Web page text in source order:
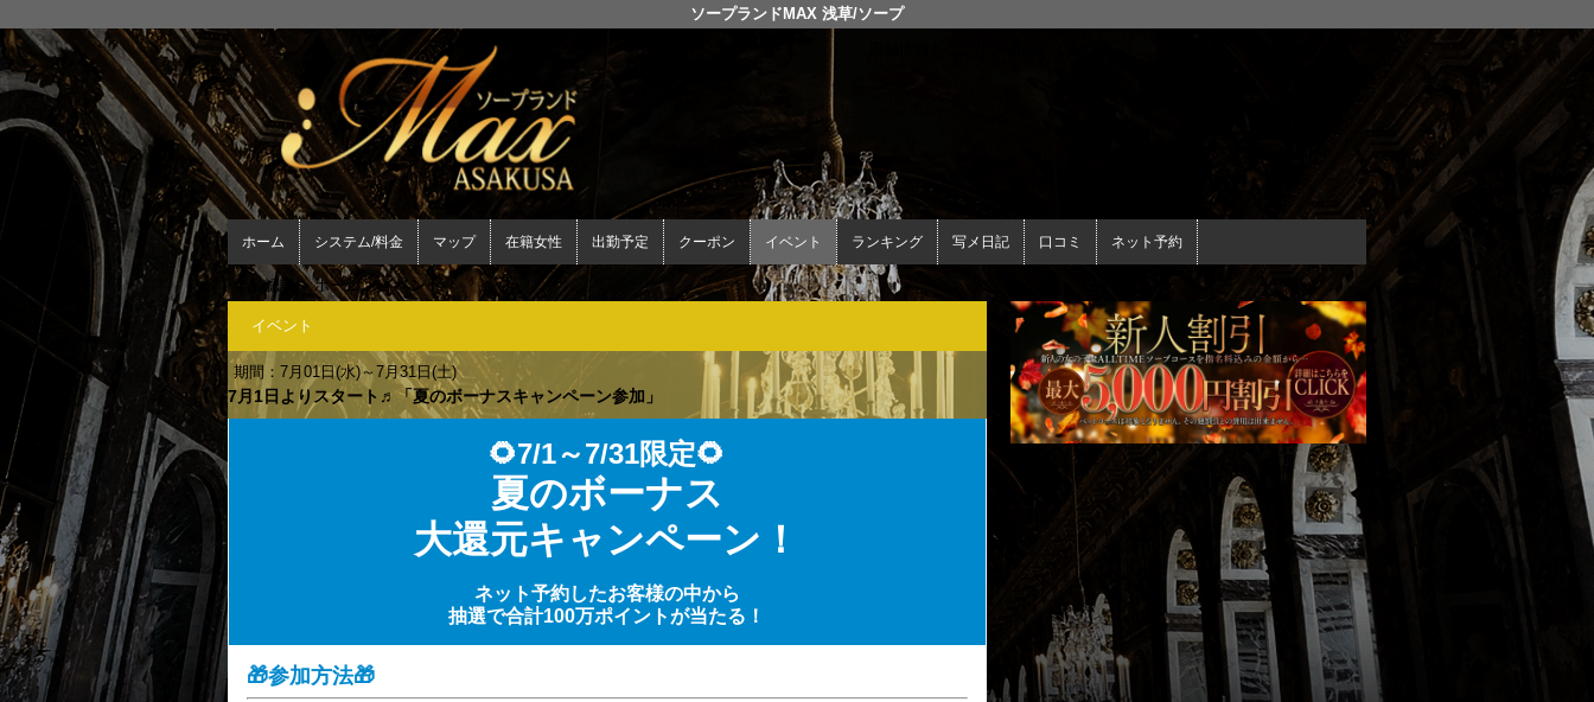
ソープランドMAX 浅草/ソープ
ホーム システム/料金 マップ 在籍女性 出勤予定 クーポン イベント ランキング 写メ日記 口コミ ネット予約
年齢認証 >ホーム>イベント
イベント
期間：7月01日(水)～7月31日(土)
7月1日よりスタート♬「夏のボーナスキャンペーン参加」
🌻7/1～7/31限定🌻
夏のボーナス
大還元キャンペーン！
ネット予約したお客様の中から
抽選で合計100万ポイントが当たる！
🎁参加方法🎁